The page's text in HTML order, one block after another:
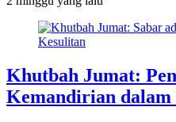
Khutbah Jumat:
Kemandirian dalam